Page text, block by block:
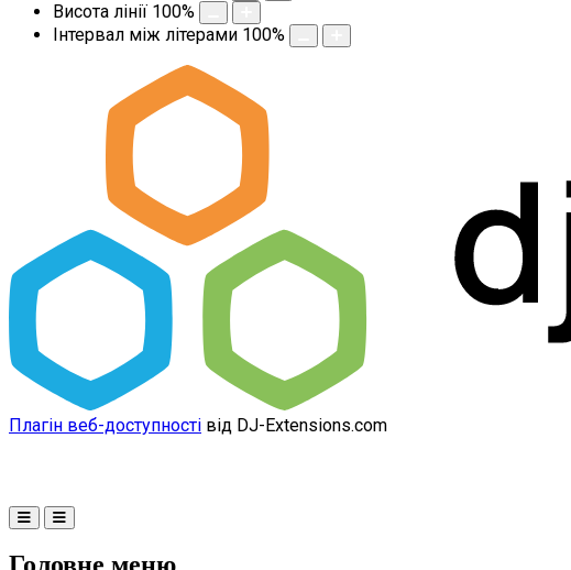
Висота лінії 100%
Інтервал між літерами 100%
Плагін веб-доступності від DJ-Extensions.com